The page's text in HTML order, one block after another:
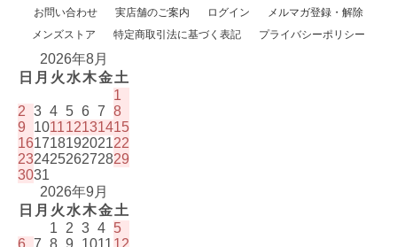
お問い合わせ 実店舗のご案内 ログイン
メルマガ登録・解除
メンズストア
特定商取引法に基づく表記 プライバシーポリシー
2026年8月
日 月 火 水木金土
1
2 3 4 5 6 7 8
9
101112131415
16171819202122
23242526272829
3031
2026年9月
日 月 火 水木金土
1
2 3 4 5
6 7 8 9 101112